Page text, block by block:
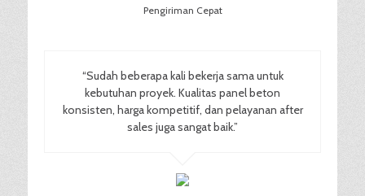
Pengiriman Cepat
“Sudah beberapa kali bekerja sama untuk
kebutuhan proyek. Kualitas panel beton
konsisten, harga kompetitif, dan pelayanan after
sales juga sangat baik.”